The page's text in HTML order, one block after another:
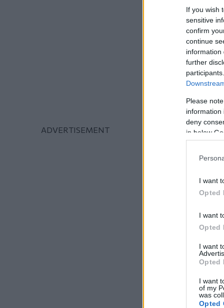
If you wish
sensitive
confirm
continue
information
further
Please
information
deny
in below
I want
Opted
I want
Opted
I want
Opted
I want
of my
was
Opted